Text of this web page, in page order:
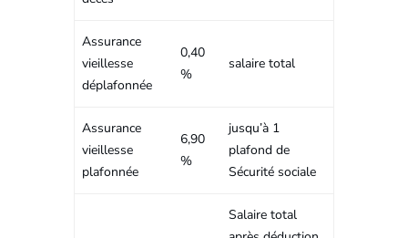
Assurance
vieillesse
déplafonnée
0,40
%
salaire total
Assurance
vieillesse
plafonnée
6,90
%
jusqu’à 1
plafond de
Sécurité sociale
Salaire total